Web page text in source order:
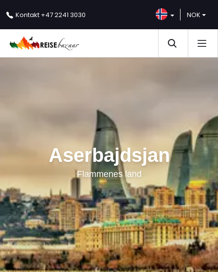
Kontakt +47 2241 3030 NOK
Aserbajdsjan
Flammenes land